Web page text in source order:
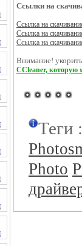
Ссылки на
Ссылка на
Ссылка на
Ссылка на
Внимание!
CCleaner, которую
Теги
Photo